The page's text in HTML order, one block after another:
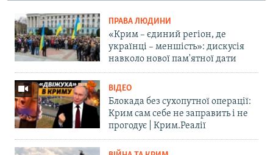
ПРАВА ЛЮДИНИ
«Крим – єдиний регіон, де
українці – меншість»: дискусія
навколо нової пам'ятної дати
ВІДЕО
Блокада без сухопутної операції:
Крим сам себе не заправить і не
прогодує | Крим.Реалії